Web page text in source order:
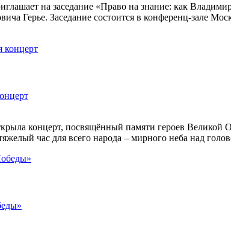
на заседание «Право на знание: как
Герье. Заседание состоится в конференц-зале
концерт, посвящённый памяти героев Великой
час для всего народа – мирного неба над